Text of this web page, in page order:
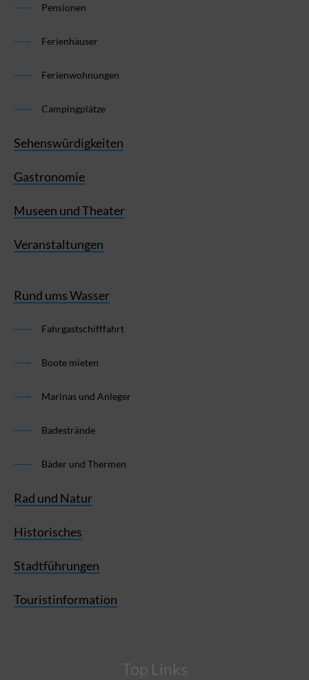
Pensionen
Ferienhäuser
Ferienwohnungen
Campingplätze
Sehenswürdigkeiten
Gastronomie
Museen und Theater
Veranstaltungen
Rund ums Wasser
Fahrgastschifffahrt
Boote mieten
Marinas und Anleger
Badestrände
Bäder und Thermen
Rad und Natur
Historisches
Stadtführungen
Touristinformation
Top Links